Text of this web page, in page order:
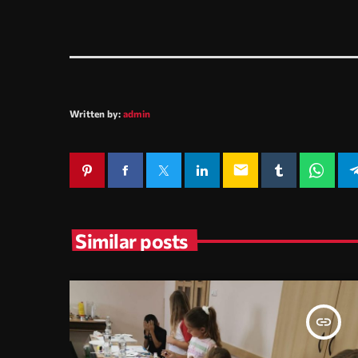
Written by: admin
email
Similar posts
insert_link